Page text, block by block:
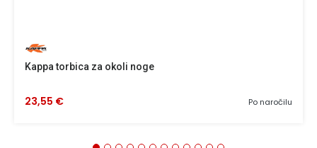
Kappa torbica za okoli noge
Po naročilu
23,55 €